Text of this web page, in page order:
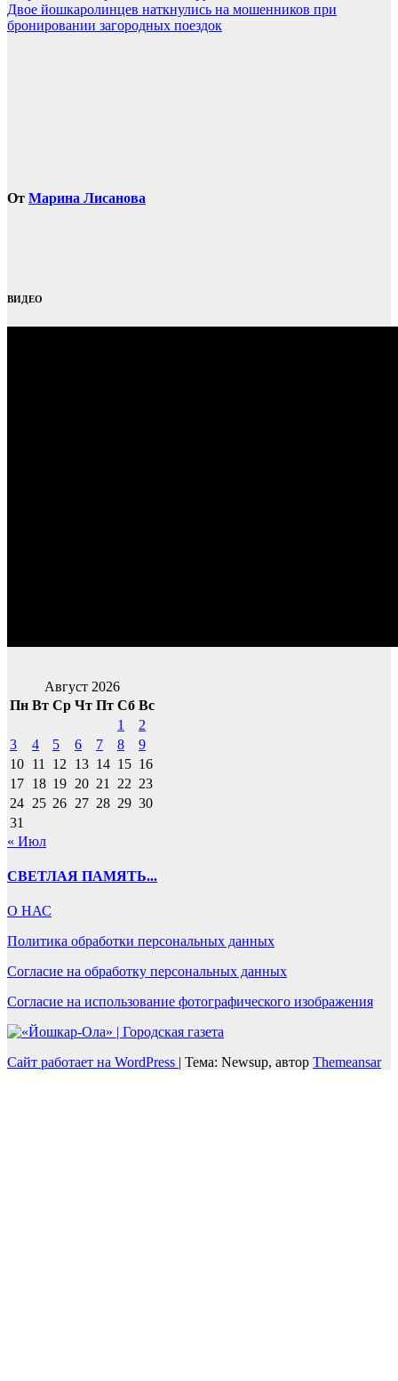
по
записям
Двое йошкаролинцев наткнулись на мошенников при
бронировании загородных поездок
От Марина Лисанова
ВИДЕО
Август 2026
Пн Вт Ср Чт Пт Сб Вс
1
2
3
4 5 6 7 8
9
10 11 12 13 14 15 16
17 18 19 20 21 22 23
24 25 26 27 28 29 30
31
« Июл
СВЕТЛАЯ ПАМЯТЬ...
О НАС
Политика обработки персональных данных
Согласие на обработку персональных данных
Согласие на использование фотографического изображения
Сайт работает на WordPress | Тема: Newsup, автор Themeansar